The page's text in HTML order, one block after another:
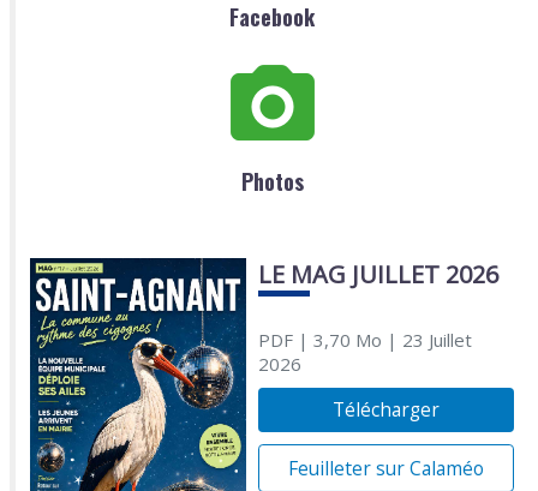
Facebook
Photos
LE MAG JUILLET 2026
PDF| 3,70 Mo | 23 Juillet
2026
Télécharger
Feuilleter sur Calaméo